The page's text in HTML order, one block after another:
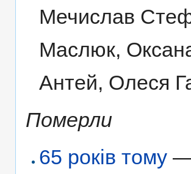
Мечислав
Маслюк,
Антей, Олеся
Померли
65 років тому —